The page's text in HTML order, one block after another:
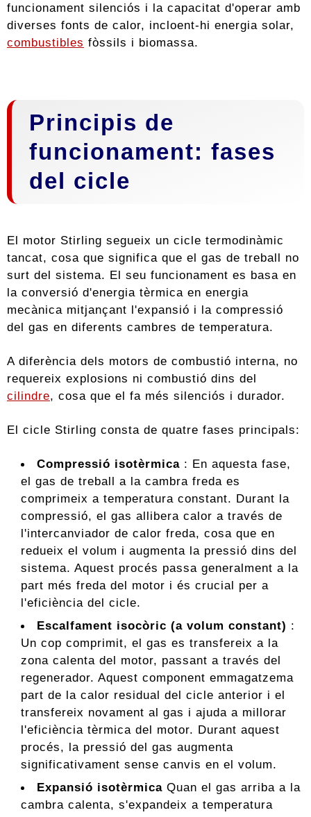
funcionament silenciós i la capacitat d'operar amb
diverses fonts de calor, incloent-hi energia solar,
combustibles fòssils i biomassa.
Principis de
funcionament: fases
del cicle
El motor Stirling segueix un cicle termodinàmic
tancat, cosa que significa que el gas de treball no
surt del sistema. El seu funcionament es basa en
la conversió d'energia tèrmica en energia
mecànica mitjançant l'expansió i la compressió
del gas en diferents cambres de temperatura.
A diferència dels motors de combustió interna, no
requereix explosions ni combustió dins del
cilindre, cosa que el fa més silenciós i durador.
El cicle Stirling consta de quatre fases principals:
Compressió isotèrmica : En aquesta fase,
el gas de treball a la cambra freda es
comprimeix a temperatura constant. Durant la
compressió, el gas allibera calor a través de
l'intercanviador de calor freda, cosa que en
redueix el volum i augmenta la pressió dins del
sistema. Aquest procés passa generalment a la
part més freda del motor i és crucial per a
l'eficiència del cicle.
Escalfament isocòric (a volum constant) :
Un cop comprimit, el gas es transfereix a la
zona calenta del motor, passant a través del
regenerador. Aquest component emmagatzema
part de la calor residual del cicle anterior i el
transfereix novament al gas i ajuda a millorar
l'eficiència tèrmica del motor. Durant aquest
procés, la pressió del gas augmenta
significativament sense canvis en el volum.
Expansió isotèrmica Quan el gas arriba a la
cambra calenta, s'expandeix a temperatura